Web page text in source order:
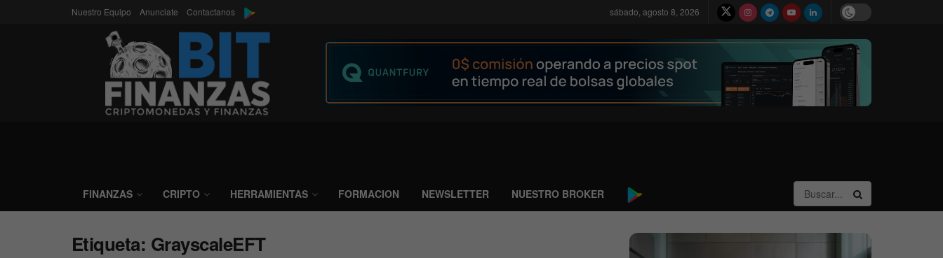
Nuestro Equipo Anunciate Contactanos sábado, agosto 8, 2026
FINANZAS CRIPTO HERRAMIENTAS FORMACION NEWSLETTER NUESTRO BROKER
Etiqueta: GrayscaleEFT